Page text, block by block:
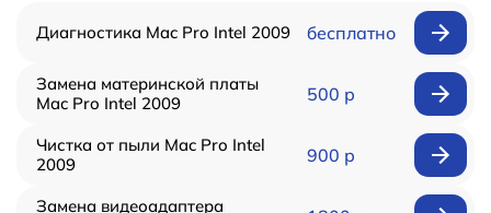
Диагностика Mac Pro Intel 2009 бесплатно
Замена материнской платы
Mac Pro Intel 2009
500 р
Чистка от пыли Mac Pro Intel
2009
900 р
Замена видеоадаптера